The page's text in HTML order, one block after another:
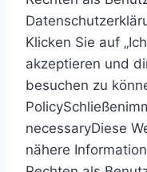
t
s
p
r
i
n
g
o
b
e
n
h
e
n
a
c
h
:
s
e
p
r
o
d
u
Klicken Sie auf
akzeptieren und
besuchen zu
PolicySchließen
necessaryDiese
nähere